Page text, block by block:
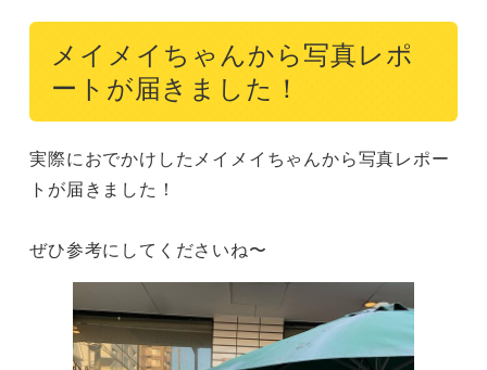
メイメイちゃんから写真レポ
ートが届きました！
実際におでかけしたメイメイちゃんから写真レポー
トが届きました！
ぜひ参考にしてくださいね〜